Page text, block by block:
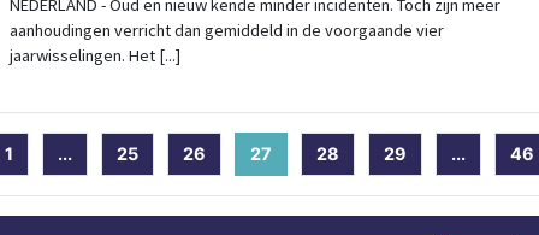
NEDERLAND - Oud en nieuw kende minder incidenten. Toch zijn meer
aanhoudingen verricht dan gemiddeld in de voorgaande vier
jaarwisselingen. Het [...]
1 ... 25 26 27 (current)
28 29 ... 46